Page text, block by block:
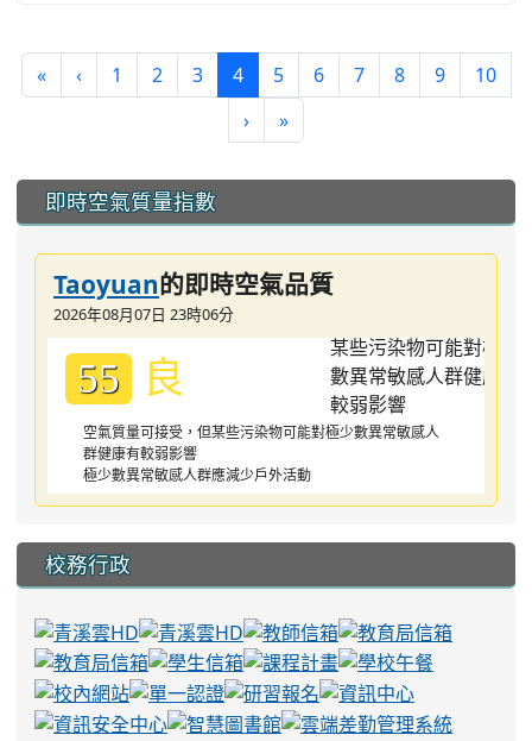
« ‹ 1 2 3 4(current)
5 6 7 8 9
10
›
»
::: 即時空氣質量指數
Taoyuan的即時空氣品質
2026年08月07日 23時06分
55 良
空氣質量可接受，但某些污染物可能對極少數異常敏感人
群健康有較弱影響
極少數異常敏感人群應減少戶外活動
校務行政